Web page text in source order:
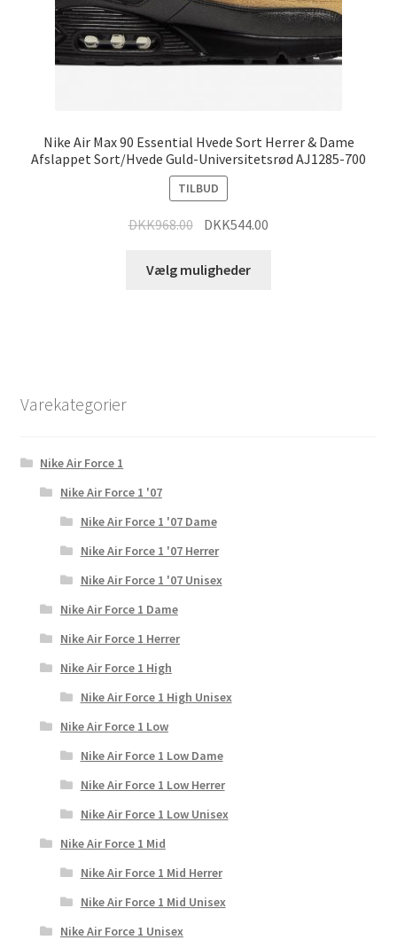
Nike Air Max 90 Essential Hvede Sort Herrer & Dame
Afslappet Sort/Hvede Guld-Universitetsrød AJ1285-700
TILBUD
DKK968.00 DKK544.00
Vælg muligheder
Varekategorier
Nike Air Force 1
Nike Air Force 1 '07
Nike Air Force 1 '07 Dame
Nike Air Force 1 '07 Herrer
Nike Air Force 1 '07 Unisex
Nike Air Force 1 Dame
Nike Air Force 1 Herrer
Nike Air Force 1 High
Nike Air Force 1 High Unisex
Nike Air Force 1 Low
Nike Air Force 1 Low Dame
Nike Air Force 1 Low Herrer
Nike Air Force 1 Low Unisex
Nike Air Force 1 Mid
Nike Air Force 1 Mid Herrer
Nike Air Force 1 Mid Unisex
Nike Air Force 1 Unisex